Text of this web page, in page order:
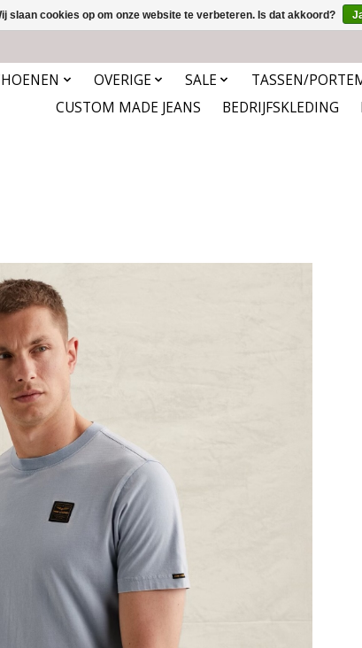
OVERIGE SALE TASSEN/
CUSTOM MADE JEANS
BEDRIJFSKLEDING
slaan cookies op om onze website te verbeteren. Is dat akkoord?